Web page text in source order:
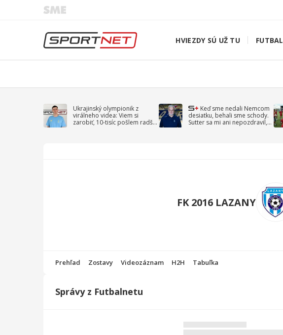
HVIEZDY SÚ UŽ TU FUTBAL
Ukrajinský olympionik z
virálneho videa: Viem si
zarobiť, 10-tisíc pošlem radšej
Keď sme nedali Nemcom
desiatku, behali sme schody.
Sutter sa mi ani nepozdravil,
FK 2016 LAZANY
Prehľad Zostavy Videozáznam H2H Tabuľka
Správy z Futbalnetu